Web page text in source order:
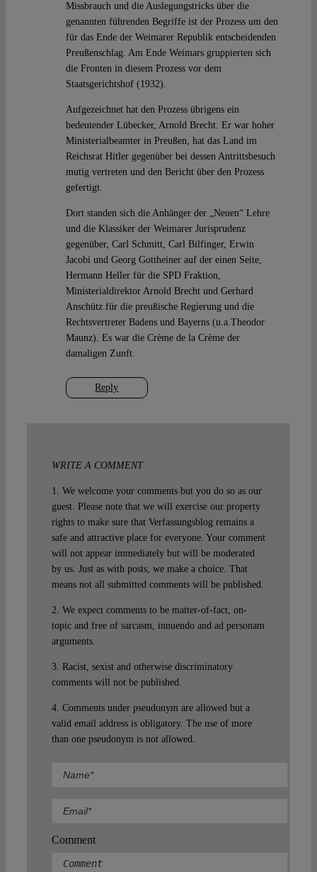
Reply
Missbrauch und die Auslegungstricks über die
genannten führenden Begriffe ist der Prozess um den
für das Ende der Weimarer Republik entscheidenden
Preußenschlag. Am Ende Weimars gruppierten sich
die Fronten in diesem Prozess vor dem
Staatsgerichtshof (1932).
Aufgezeichnet hat den Prozess übrigens ein
bedeutender Lübecker, Arnold Brecht. Er war hoher
Ministerialbeamter in Preußen, hat das Land im
Reichsrat Hitler gegenüber bei dessen Antrittsbesuch
mutig vertreten und den Bericht über den Prozess
gefertigt.
Dort standen sich die Anhänger der „Neuen“ Lehre
und die Klassiker der Weimarer Jurisprudenz
gegenüber, Carl Schmitt, Carl Bilfinger, Erwin
Jacobi und Georg Gottheiner auf der einen Seite,
Hermann Heller für die SPD Fraktion,
Ministerialdirektor Arnold Brecht und Gerhard
Anschütz für die preußische Regierung und die
Rechtsvertreter Badens und Bayerns (u.a.Theodor
Maunz). Es war die Crème de la Crème der
damaligen Zunft.
WRITE A COMMENT
1. We welcome your comments but you do so as our
guest. Please note that we will exercise our property
rights to make sure that Verfassungsblog remains a
safe and attractive place for everyone. Your comment
will not appear immediately but will be moderated
by us. Just as with posts, we make a choice. That
means not all submitted comments will be published.
2. We expect comments to be matter-of-fact, on-
topic and free of sarcasm, innuendo and ad personam
arguments.
3. Racist, sexist and otherwise discriminatory
comments will not be published.
4. Comments under pseudonym are allowed but a
valid email address is obligatory. The use of more
than one pseudonym is not allowed.
Comment